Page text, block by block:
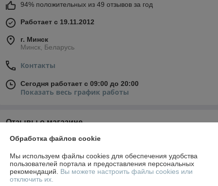
94% положительных из 49 отзывов за год
Работает с 19.11.2012
г. Минск
Минск, Беларусь
Контакты
Сегодня работает с 09:00 до 20:00
Показать весь график работы
Отзывы о магазине
У компании пока нет отзывов, добавьте первый
О нас
Обработка файлов cookie
Мы используем файлы cookies для обеспечения удобства
пользователей портала и предоставления персональных
рекомендаций. Вы можете настроить файлы cookies или
отключить их.